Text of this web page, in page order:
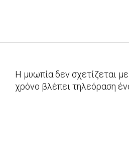
Η μυωπία δεν σχετίζεται
χρόνο βλέπει τηλεόραση